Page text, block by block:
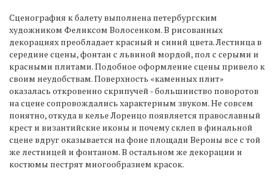
Сценография к балету выполнена петербургским
художником Феликсом Волосенком. В рисованных
декорациях преобладает красный и синий цвета. Лестница в
середине сцены, фонтан с львиной мордой, пол с серыми и
красными плитами. Подобное оформление сцены привело к
своим неудобствам. Поверхность «каменных плит»
оказалась откровенно скрипучей - большинство поворотов
на сцене сопровождались характерным звуком. Не совсем
понятно, откуда в келье Лоренцо появляется православный
крест и византийские иконы и почему склеп в финальной
сцене вдруг оказывается на фоне площади Вероны все с той
же лестницей и фонтаном. В остальном же декорации и
костюмы пестрят многообразием красок.